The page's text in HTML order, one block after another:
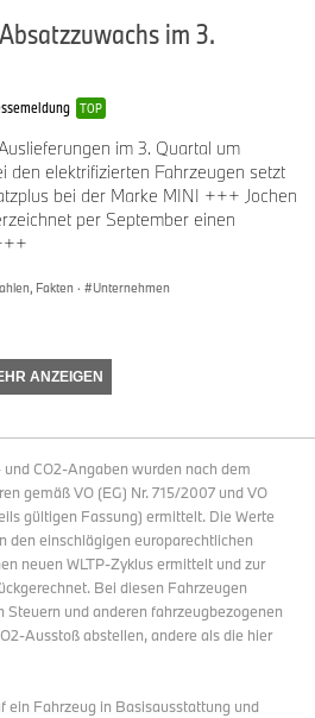
company/bmw-group/
bmwgroup
im 3.
TOP
im 3. Quartal um
elektrifizierten Fahrzeugen setzt
bei der Marke MINI +++ Jochen
per September einen
Fakten · Unternehmen
ANZEIGEN
CO2-Angaben wurden nach dem
gemäß VO (EG) Nr. 715/2007 und VO
gültigen Fassung) ermittelt. Die Werte
den einschlägigen europarechtlichen
neuen WLTP-Zyklus ermittelt und zur
Bei diesen Fahrzeugen
Steuern und anderen fahrzeugbezogenen
Ausstoß abstellen, andere als die hier
ein Fahrzeug in Basisausstattung und